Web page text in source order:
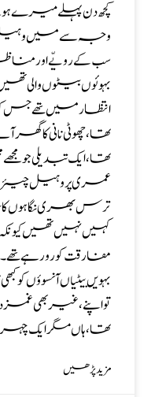
کچھ دن پہلے میرے
وجہ سے میں وہیل
سب کے رویّے اور مناظر
بہوئوں بیٹوں والی
انتظار میں تھے جس
تھا،چھوٹی نانی کا گھر
تھا،ایک تبدیلی جو
عمری پر وہیل
ترس بھری نگاہوں کا
کہیں نہیں تھیں
مفارقت کو رو رہے تھے۔
بہویں بیٹیاں آنسوؤں کو
تو اپنے،غیر بھی
تھا،ہاں مگر ایک
مزید پڑھیں